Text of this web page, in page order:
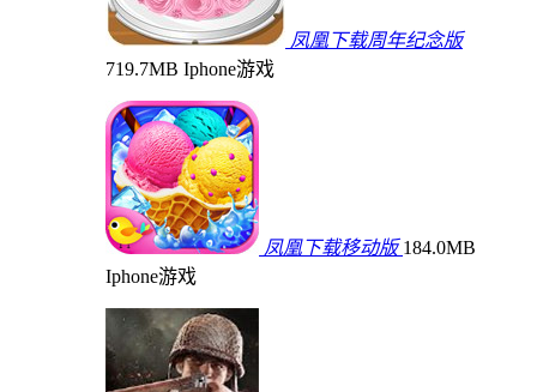
凤凰下载周年纪念版
719.7MB Iphone游戏
凤凰下载移动版 184.0MB
Iphone游戏